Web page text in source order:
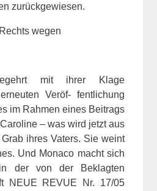
zurückgewiesen.
wegen
mit ihrer Klage
Veröf- fentlichung
im Rahmen eines Beitrags
– was wird jetzt aus
ihres Vaters. Sie weint
Und Monaco macht sich
der von der Beklagten
NEUE REVUE Nr. 17/05